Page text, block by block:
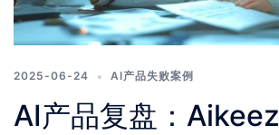
2025-06-24 AI产品失败案例
AI产品复盘：Aikeez